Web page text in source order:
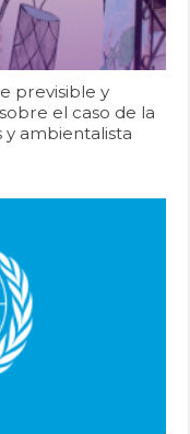
previsible y
el caso de la
ambientalista